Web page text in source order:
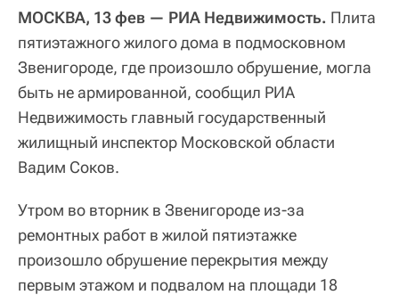
МОСКВА, 13 фев — РИА Недвижимость. Плита
пятиэтажного жилого дома в подмосковном
Звенигороде, где произошло обрушение, могла
быть не армированной, сообщил РИА
Недвижимость главный государственный
жилищный инспектор Московской области
Вадим Соков.
Утром во вторник в Звенигороде из-за
ремонтных работ в жилой пятиэтажке
произошло обрушение перекрытия между
первым этажом и подвалом на площади 18